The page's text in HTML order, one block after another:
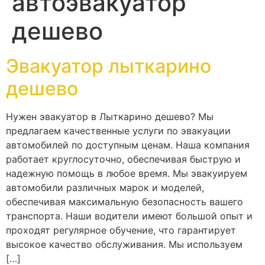
дешево
Эвакуатор лыткарино
дешево
Нужен эвакуатор в Лыткарино дешево? Мы
предлагаем качественные услуги по эвакуации
автомобилей по доступным ценам. Наша компания
работает круглосуточно, обеспечивая быструю и
надежную помощь в любое время. Мы эвакуируем
автомобили различных марок и моделей,
обеспечивая максимальную безопасность вашего
транспорта. Наши водители имеют большой опыт и
проходят регулярное обучение, что гарантирует
высокое качество обслуживания. Мы используем
[…]